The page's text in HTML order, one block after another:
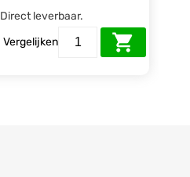
Direct leverbaar.
Vergelijken